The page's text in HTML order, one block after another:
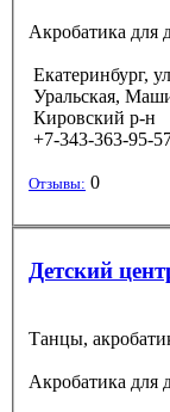
Акробатика для
Екатеринбург,
Уральская,
Кировский р-н
+7-343-363-95-
Отзывы: 0
Детский
Танцы,
Акробатика для